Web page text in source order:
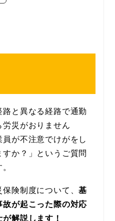
路と異なる経路で通勤
災がおりません
が不注意でけがをし
か？」というご質問
険制度について、基
が起こった際の対応
解説します！